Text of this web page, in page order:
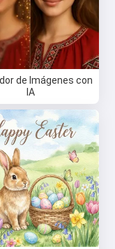
de Imágenes con
IA
escribir
🥰
,